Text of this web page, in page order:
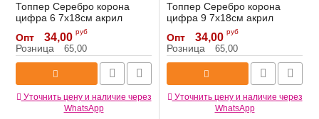
Топпер Серебро корона
цифра 6 7х18см акрил
Артикул: 6231656
Опт 34,00 руб
Розница 65,00
Уточнить цену и наличие через
WhatsApp
Топпер Серебро корона
цифра 9 7х18см акрил
Артикул: 6231659
Опт 34,00 руб
Розница 65,00
Уточнить цену и наличие через
WhatsApp